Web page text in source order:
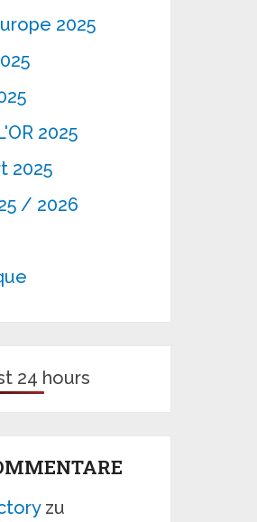
2025
2025
2025
/ 2026
24 hours
zu